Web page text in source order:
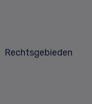
Rechtsgebieden